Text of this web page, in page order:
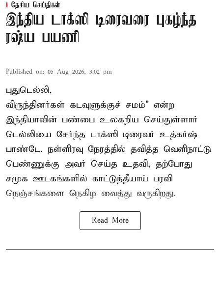
தேசிய செய்திகள்
இந்திய டாக்ஸி டிரைவரை புகழ்ந்த
ரஷ்ய பயணி
Published on: 05 Aug 2026, 3:02 pm
புதுடெல்லி,
விருந்தினர்கள் கடவுளுக்குச் சமம்" என்ற
இந்தியாவின் பண்பை உலகறிய செய்துள்ளார்
டெல்லியை சேர்ந்த டாக்ஸி டிரைவர் உத்கர்ஷ்
பாண்டே. நள்ளிரவு நேரத்தில் தவித்த வெளிநாட்டு
பெண்ணுக்கு அவர் செய்த உதவி, தற்போது
சமூக ஊடகங்களில் காட்டுத்தீயாய் பரவி
நெஞ்சங்களை நெகிழ வைத்து வருகிறது.
Read More